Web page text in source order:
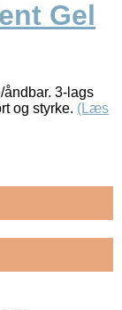
Gel
3-lags
og styrke. (Læs